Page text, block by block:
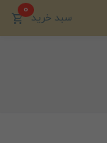
سبد خرید0